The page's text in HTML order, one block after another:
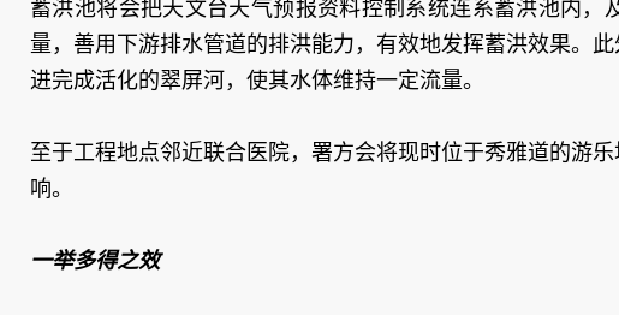
蓄洪池将会把天文台天气预报资料控制系统连系蓄洪池内
量，善用下游排水管道的排洪能力，有效地发挥蓄洪效果。
进完成活化的翠屏河，使其水体维持一定流量。
至于工程地点邻近联合医院，署方会将现时位于秀雅道的游
响。
一举多得之效